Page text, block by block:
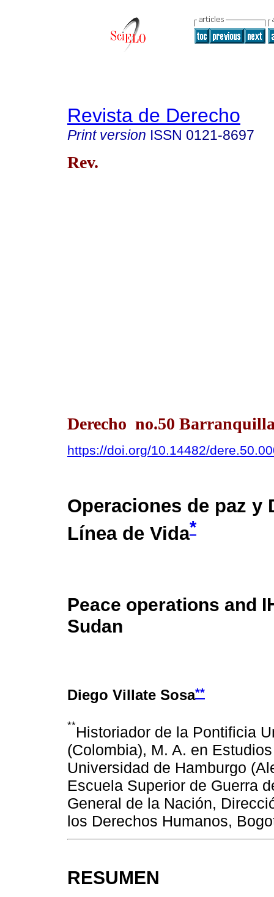
Revista de Derecho
Print version ISSN 0121-8697
Rev.
Derecho no.50
https://doi.org/10.14482/
Operaciones de paz y
Línea de Vida*
Peace operations and
Sudan
Diego Villate Sosa**
**Historiador de la Pontificia
(Colombia), M. A. en
Universidad de Hamburgo
Escuela Superior de Guerra
General de la Nación,
los Derechos Humanos,
RESUMEN